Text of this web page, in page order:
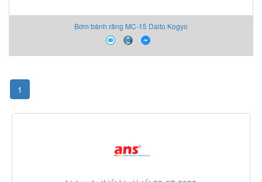
Bơm bánh răng MC-15 Daito Kogyo
1